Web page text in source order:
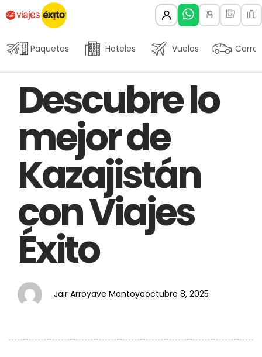
Paquetes Hoteles Vuelos Carros
IN:
Descubre lo
mejor de
Kazajistán
con Viajes
Éxito
Jair Arroyave Montoya
on:
octubre 8, 2025